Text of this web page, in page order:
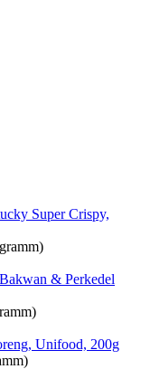
Super Crispy,
Bakwan & Perkedel
Unifood, 200g